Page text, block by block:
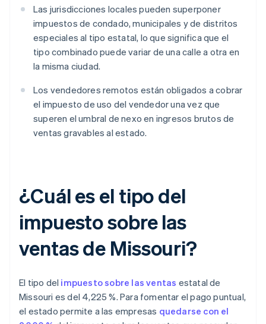
Las jurisdicciones locales pueden superponer
impuestos de condado, municipales y de distritos
especiales al tipo estatal, lo que significa que el
tipo combinado puede variar de una calle a otra en
la misma ciudad.
Los vendedores remotos están obligados a cobrar
el impuesto de uso del vendedor una vez que
superen el umbral de nexo en ingresos brutos de
ventas gravables al estado.
¿Cuál es el tipo del
impuesto sobre las
ventas de Missouri?
El tipo del impuesto sobre las ventas estatal de
Missouri es del 4,225 %. Para fomentar el pago puntual,
el estado permite a las empresas quedarse con el